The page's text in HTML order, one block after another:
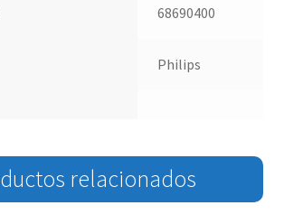
68690400
Philips
relacionados